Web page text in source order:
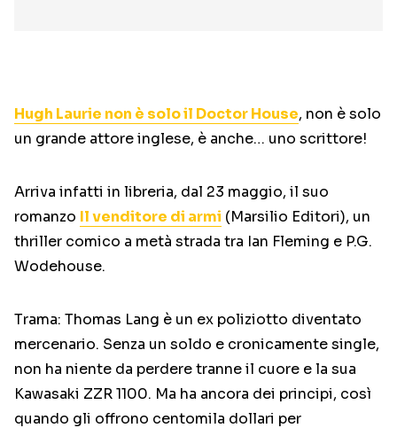
Hugh Laurie non è solo il Doctor House, non è solo
un grande attore inglese, è anche… uno scrittore!
Arriva infatti in libreria, dal 23 maggio, il suo
romanzo Il venditore di armi (Marsilio Editori), un
thriller comico a metà strada tra Ian Fleming e P.G.
Wodehouse.
Trama: Thomas Lang è un ex poliziotto diventato
mercenario. Senza un soldo e cronicamente single,
non ha niente da perdere tranne il cuore e la sua
Kawasaki ZZR 1100. Ma ha ancora dei principi, così
quando gli offrono centomila dollari per